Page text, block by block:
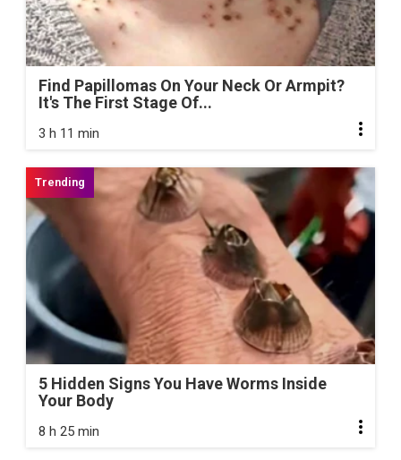
Find Papillomas On Your Neck Or Armpit?
It's The First Stage Of...
3 h 11 min
5 Hidden Signs You Have Worms Inside
Your Body
8 h 25 min